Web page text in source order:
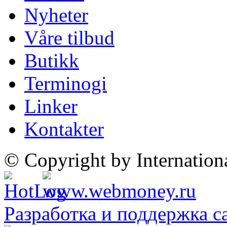
Nyheter
Våre tilbud
Butikk
Terminogi
Linker
Kontakter
© Copyright by
Разработка и поддержка